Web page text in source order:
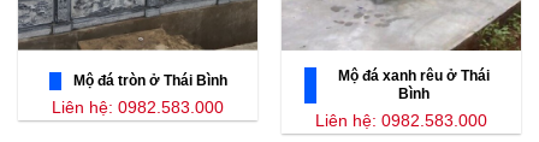
Mộ đá tròn ở Thái Bình
Liên hệ: 0982.583.000
Mộ đá xanh rêu ở Thái
Bình
Liên hệ: 0982.583.000